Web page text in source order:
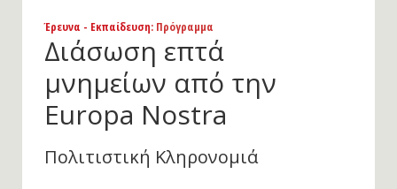
Έρευνα - Εκπαίδευση: Πρόγραμμα
Διάσωση επτά
μνημείων από την
Europa Nostra
Πολιτιστική Κληρονομιά